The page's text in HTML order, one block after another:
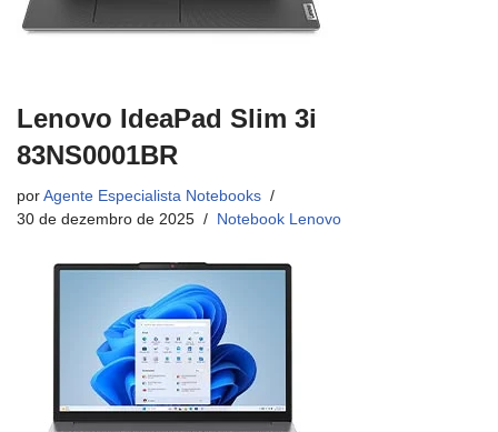
Lenovo IdeaPad Slim 3i
83NS0001BR
por Agente Especialista Notebooks
30 de dezembro de 2025
Notebook Lenovo